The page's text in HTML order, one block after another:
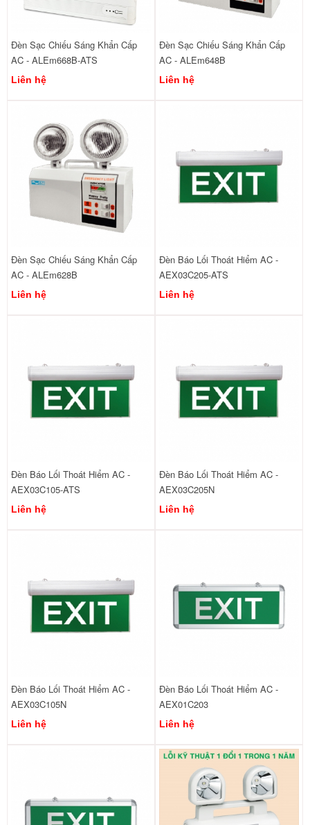
Đèn Sạc Chiếu Sáng Khẩn Cấp
AC - ALEm668B-ATS
Liên hệ
Đèn Sạc Chiếu Sáng Khẩn Cấp
AC - ALEm648B
Liên hệ
Đèn Sạc Chiếu Sáng Khẩn Cấp
AC - ALEm628B
Liên hệ
Đèn Báo Lối Thoát Hiểm AC -
AEX03C205-ATS
Liên hệ
Đèn Báo Lối Thoát Hiểm AC -
AEX03C105-ATS
Liên hệ
Đèn Báo Lối Thoát Hiểm AC -
AEX03C205N
Liên hệ
Đèn Báo Lối Thoát Hiểm AC -
AEX03C105N
Liên hệ
Đèn Báo Lối Thoát Hiểm AC -
AEX01C203
Liên hệ